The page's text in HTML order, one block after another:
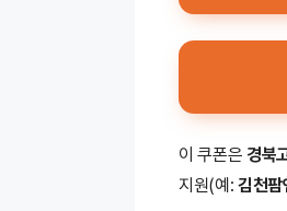
이 쿠폰은경북
지원(예:김천팜